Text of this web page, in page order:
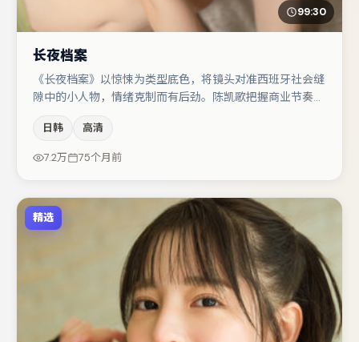
99:30
长夜档案
《长夜档案》以惊悚为类型底色，将镜头对准西班牙社会缝
隙中的小人物，情绪克制而有后劲。陈凯歌把握商业节奏的
在片中承担叙事驱动，木村拓哉、桂纶镁分别提供反差与喜
剧/悬疑调剂（视场次而定）。若你偏爱强类型与清晰主
线，这部作品值得关注。
日韩 高清
7.2万 75个月前
精选